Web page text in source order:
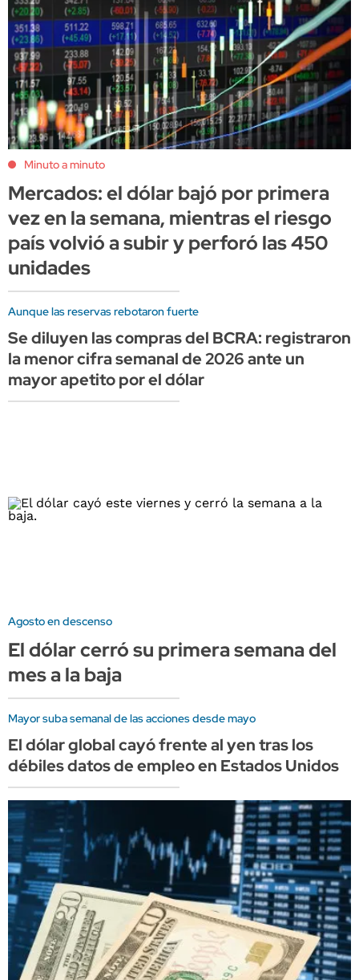
Minuto a minuto
Mercados: el dólar bajó por primera
vez en la semana, mientras el riesgo
país volvió a subir y perforó las 450
unidades
Aunque las reservas rebotaron fuerte
Se diluyen las compras del BCRA: registraron
la menor cifra semanal de 2026 ante un
mayor apetito por el dólar
Agosto en descenso
El dólar cerró su primera semana del
mes a la baja
Mayor suba semanal de las acciones desde mayo
El dólar global cayó frente al yen tras los
débiles datos de empleo en Estados Unidos